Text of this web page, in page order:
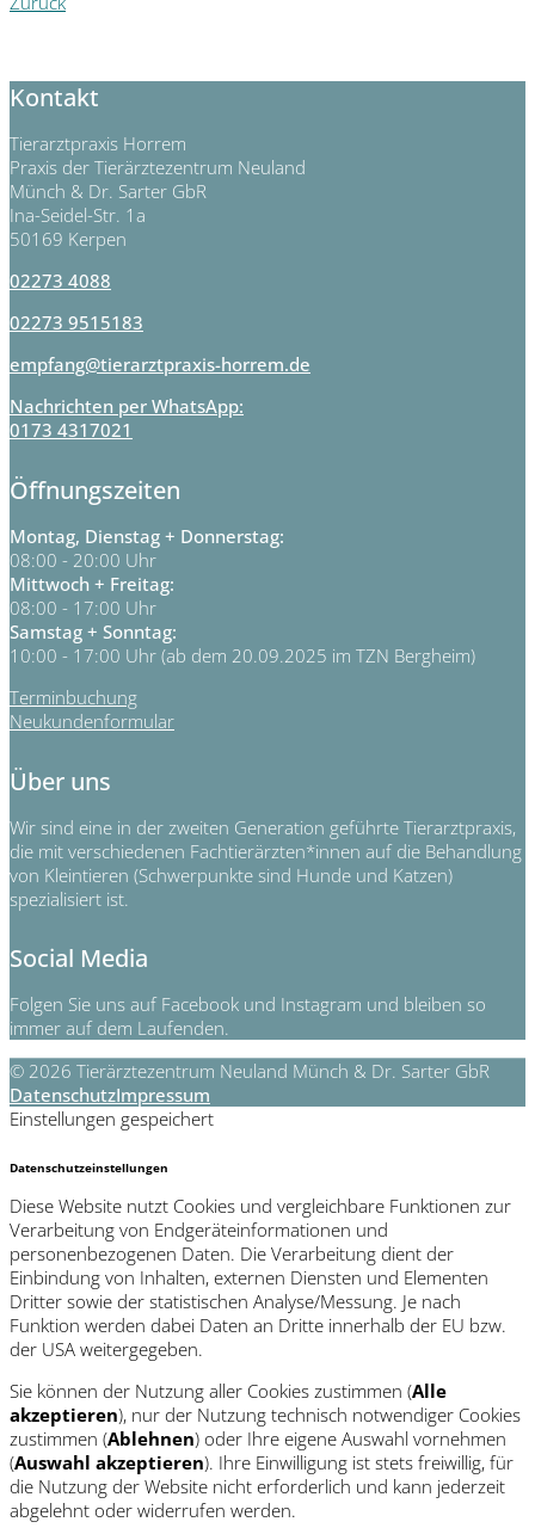
Kontakt
Tierarztpraxis Horrem
Praxis der Tierärztezentrum Neuland
Münch & Dr. Sarter GbR
Ina-Seidel-Str. 1a
50169 Kerpen
02273 4088
02273 9515183
empfang@tierarztpraxis-horrem.de
Nachrichten per WhatsApp:
0173 4317021
Öffnungszeiten
Montag, Dienstag + Donnerstag:
08:00 - 20:00 Uhr
Mittwoch + Freitag:
08:00 - 17:00 Uhr
Samstag + Sonntag:
10:00 - 17:00 Uhr (ab dem 20.09.2025 im TZN Bergheim)
Terminbuchung
Neukundenformular
Über uns
Wir sind eine in der zweiten Generation geführte Tierarztpraxis,
die mit verschiedenen Fachtierärzten*innen auf die Behandlung
von Kleintieren (Schwerpunkte sind Hunde und Katzen)
spezialisiert ist.
Social Media
Folgen Sie uns auf Facebook und Instagram und bleiben so
immer auf dem Laufenden.
© 2026 Tierärztezentrum Neuland Münch & Dr. Sarter GbR
DatenschutzImpressum
Einstellungen gespeichert
Datenschutzeinstellungen
Diese Website nutzt Cookies und vergleichbare Funktionen zur
Verarbeitung von Endgeräteinformationen und
personenbezogenen Daten. Die Verarbeitung dient der
Einbindung von Inhalten, externen Diensten und Elementen
Dritter sowie der statistischen Analyse/Messung. Je nach
Funktion werden dabei Daten an Dritte innerhalb der EU bzw.
der USA weitergegeben.
Sie können der Nutzung aller Cookies zustimmen (Alle
akzeptieren), nur der Nutzung technisch notwendiger Cookies
zustimmen (Ablehnen) oder Ihre eigene Auswahl vornehmen
(Auswahl akzeptieren). Ihre Einwilligung ist stets freiwillig, für
die Nutzung der Website nicht erforderlich und kann jederzeit
abgelehnt oder widerrufen werden.